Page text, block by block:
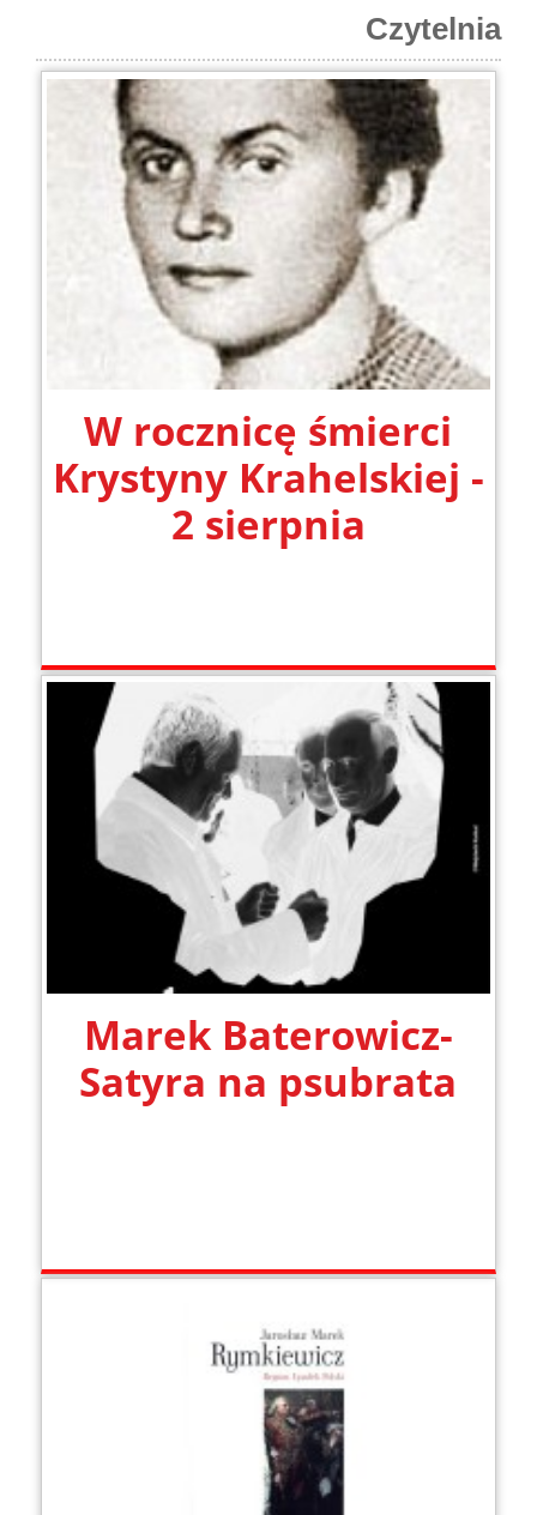
Czytelnia
W rocznicę śmierci
Krystyny Krahelskiej -
2 sierpnia
Marek Baterowicz-
Satyra na psubrata